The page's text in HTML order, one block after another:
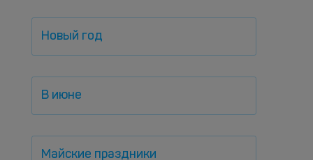
Новый год
В июне
Майские праздники